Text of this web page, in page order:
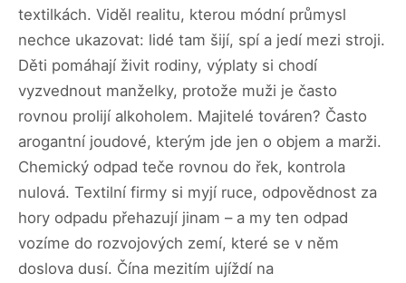
textilkách. Viděl realitu, kterou módní průmysl
nechce ukazovat: lidé tam šijí, spí a jedí mezi stroji.
Děti pomáhají živit rodiny, výplaty si chodí
vyzvednout manželky, protože muži je často
rovnou prolijí alkoholem. Majitelé továren? Často
arogantní joudové, kterým jde jen o objem a marži.
Chemický odpad teče rovnou do řek, kontrola
nulová. Textilní firmy si myjí ruce, odpovědnost za
hory odpadu přehazují jinam – a my ten odpad
vozíme do rozvojových zemí, které se v něm
doslova dusí. Čína mezitím ujíždí na